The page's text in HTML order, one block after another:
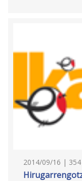
2014/09/16 | 354